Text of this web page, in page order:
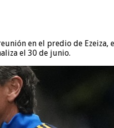
en el predio de
el 30 de junio.